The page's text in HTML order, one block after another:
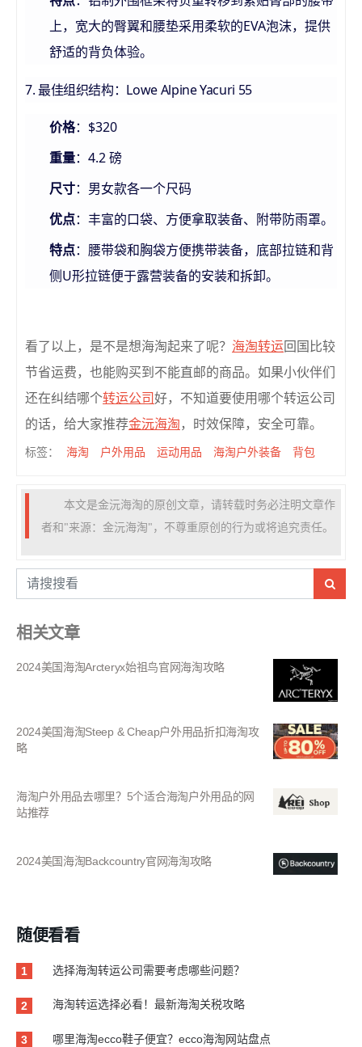
上，宽大的臀翼和腰垫采用柔软的EVA泡沫，提供
舒适的背负体验。
7. 最佳组织结构：Lowe Alpine Yacuri 55
价格：$320
重量：4.2 磅
尺寸：男女款各一个尺码
优点：丰富的口袋、方便拿取装备、附带防雨罩。
特点：腰带袋和胸袋方便携带装备，底部拉链和背
侧U形拉链便于露营装备的安装和拆卸。
看了以上，是不是想海淘起来了呢？ 海淘转运回国比较
节省运费，也能购买到不能直邮的商品。如果小伙伴们
还在纠结哪个转运公司好，不知道要使用哪个转运公司
的话，给大家推荐金沅海淘，时效保障，安全可靠。
标签： 海淘 户外用品 运动用品 海淘户外装备 背包
本文是金沅海淘的原创文章，请转载时务必注明文章作
者和"来源：金沅海淘"，不尊重原创的行为或将追究责任。
相关文章
2024美国海淘Arcteryx始祖鸟官网海淘攻略
2024美国海淘Steep & Cheap户外用品折扣海淘攻
略
海淘户外用品去哪里？5个适合海淘户外用品的网
站推荐
2024美国海淘Backcountry官网海淘攻略
随便看看
1 选择海淘转运公司需要考虑哪些问题？
2 海淘转运选择必看！最新海淘关税攻略
3 哪里海淘ecco鞋子便宜？ecco海淘网站盘点